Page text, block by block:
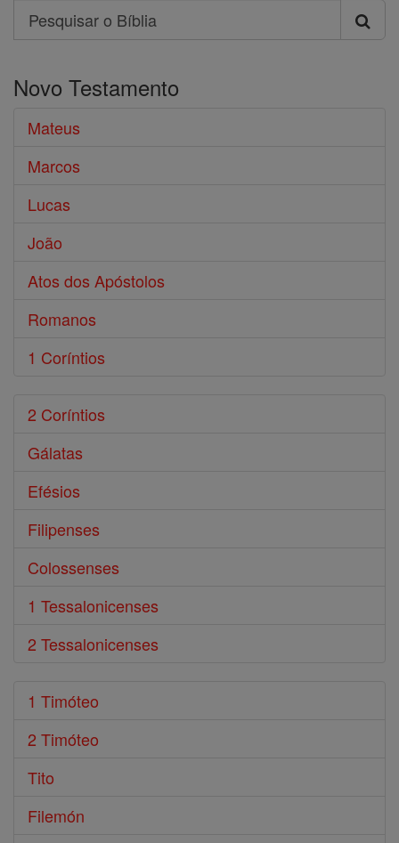
Search
Pesquisar
Bíblia
Novo Testamento
Mateus
Marcos
Lucas
João
Atos dos Apóstolos
Romanos
1 Coríntios
2 Coríntios
Gálatas
Efésios
Filipenses
Colossenses
1 Tessalonicenses
2 Tessalonicenses
1 Timóteo
2 Timóteo
Tito
Filemón